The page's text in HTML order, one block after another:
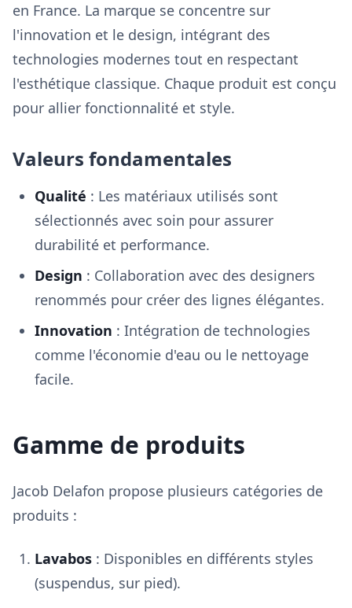
en France. La marque se concentre sur
l'innovation et le design, intégrant des
technologies modernes tout en respectant
l'esthétique classique. Chaque produit est conçu
pour allier fonctionnalité et style.
Valeurs fondamentales
Qualité : Les matériaux utilisés sont
sélectionnés avec soin pour assurer
durabilité et performance.
Design : Collaboration avec des designers
renommés pour créer des lignes élégantes.
Innovation : Intégration de technologies
comme l'économie d'eau ou le nettoyage
facile.
Gamme de produits
Jacob Delafon propose plusieurs catégories de
produits :
Lavabos : Disponibles en différents styles
(suspendus, sur pied).